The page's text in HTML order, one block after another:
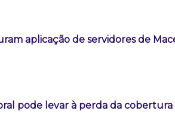
aplicação de servidores de
pode levar à perda da